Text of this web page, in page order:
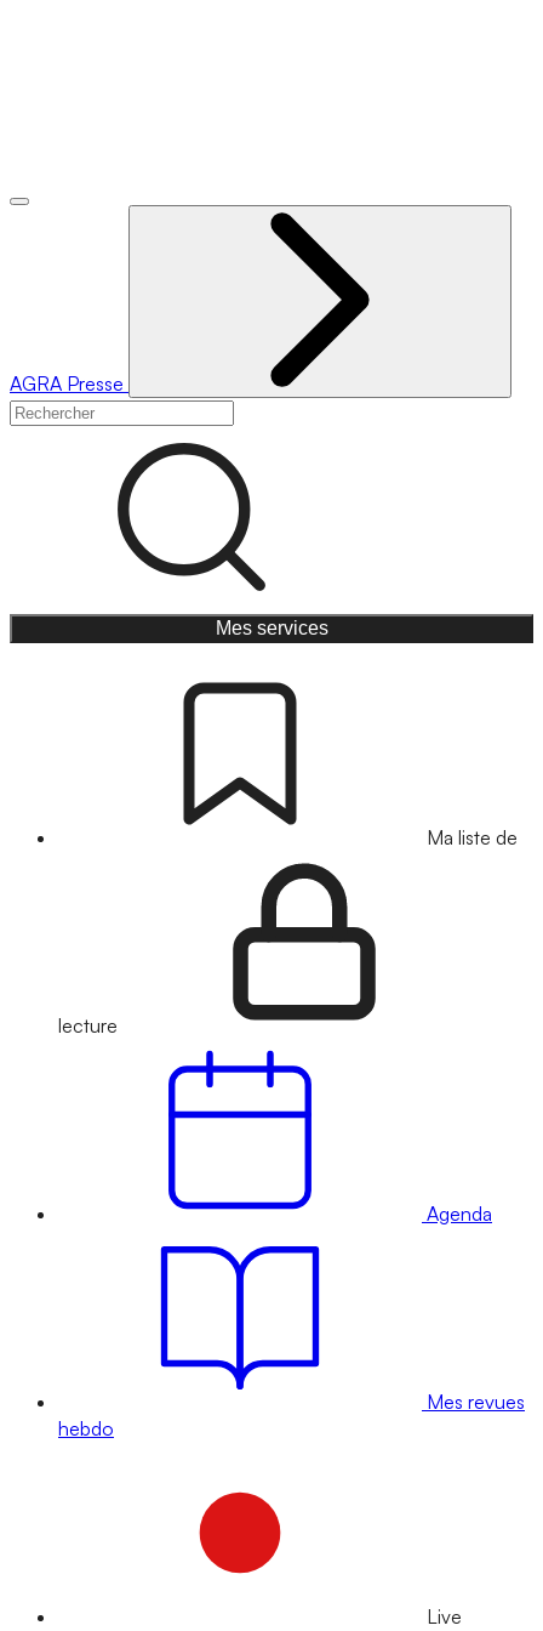
AGRA Presse
Mes services
Ma liste de
lecture
Agenda
Mes revues
hebdo
Live